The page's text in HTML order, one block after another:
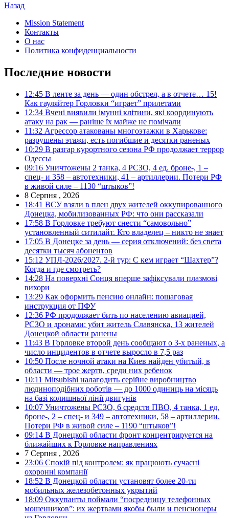
Назад
Mission Statement
Контакты
О нас
Политика конфиденциальности
Последние новости
12:45 В ленте за день — один обстрел, а в отчете… 15!
Как гауляйтер Горловки “играет” прилетами
12:34 Вчені виявили імунні клітини, які координують
атаку на рак — раніше їх майже не помічали
11:32 Агрессор атакованы многоэтажки в Харькове:
разрушены этажи, есть погибшие и десятки раненых
10:29 В разгар курортного сезона РФ продолжает террор
Одессы
09:16 Уничтожены 2 танка, 4 РСЗО, 4 ед. броне-, 1 –
спец- и 358 – автотехники, 41 – артиллерии. Потери РФ
в живой силе – 1130 “штыков”!
8 Серпня , 2026
18:41 ВСУ взяли в плен двух жителей оккупированного
Донецка, мобилизованных РФ: что они рассказали
17:58 В Горловке требуют снести “самовольно”
установленный ситилайт. Кто владелец – никто не знает
17:05 В Донецке за день — серия отключений: без света
десятки тысяч абонентов
15:12 УПЛ-2026/2027. 2-й тур: С кем играет “Шахтер”?
Когда и где смотреть?
14:28 На поверхні Сонця вперше зафіксували плазмові
вихори
13:29 Как оформить пенсию онлайн: пошаговая
инструкция от ПФУ
12:36 РФ продолжает бить по населению авиацией,
РСЗО и дронами: убит житель Славянска, 13 жителей
Донецкой области ранены
11:43 В Горловке второй день сообщают о 3-х раненых, а
число инцидентов в отчете выросло в 7,5 раз
10:50 После ночной атаки на Киев найден убитый, в
области — трое жертв, среди них ребенок
10:11 Mitsubishi налагодить серійне виробництво
людиноподібних роботів — до 1000 одиниць на місяць
на базі колишньої лінії двигунів
10:07 Уничтожены РСЗО, 6 средств ПВО, 4 танка, 1 ед.
броне-, 2 – спец- и 349 – автотехники, 58 – артиллерии.
Потери РФ в живой силе – 1190 “штыков”!
09:14 В Донецкой области фронт концентрируется на
ближайших к Горловке направлениях
7 Серпня , 2026
23:06 Спокій під контролем: як працюють сучасні
охоронні компанії
18:52 В Донецкой области установят более 20-ти
мобильных железобетонных укрытий
18:09 Оккупанты поймали “посредницу телефонных
мошенников”: их жертвами якобы были и пенсионеры